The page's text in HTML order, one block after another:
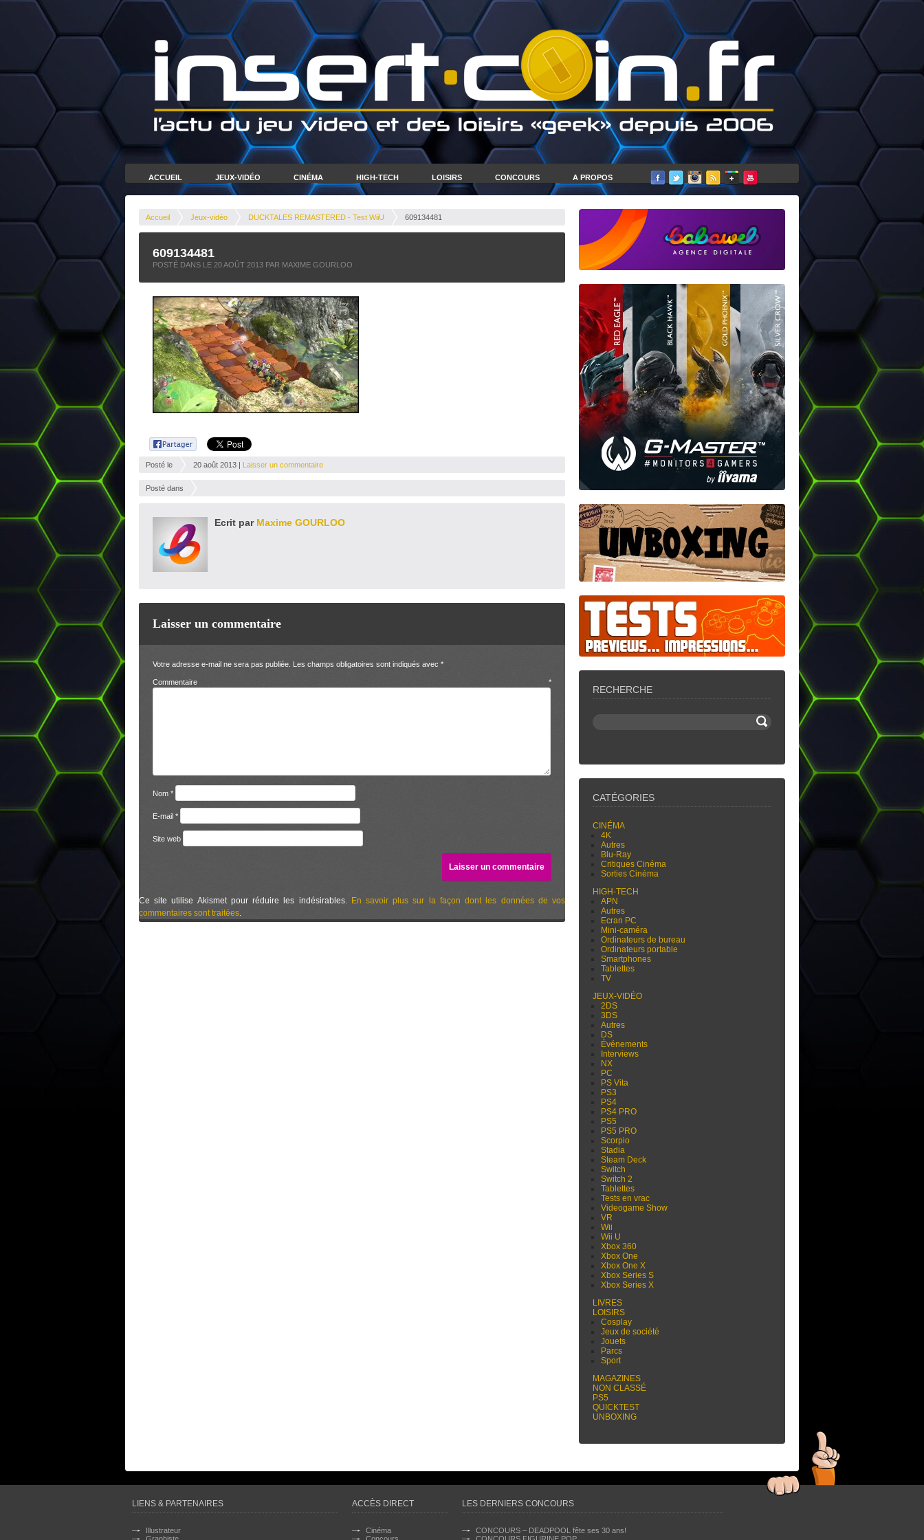
ACCUEIL JEUX-VIDÉO CINÉMA HIGH-TECH LOISIRS CONCOURS A PROPOS
Accueil Jeux-vidéo DUCKTALES REMASTERED - Test WiiU 609134481
609134481
POSTÉ DANS LE 20 AOÛT 2013 PAR MAXIME GOURLOO
Posté le 20 août 2013 | Laisser un commentaire
Posté dans
Ecrit par Maxime GOURLOO
Laisser un commentaire
Votre adresse e-mail ne sera pas publiée. Les champs obligatoires sont indiqués avec *
Commentaire *
Nom *
E-mail *
Site web
Ce site utilise Akismet pour réduire les indésirables. En savoir plus sur la façon dont les données de vos
commentaires sont traitées.
RECHERCHE
CATÉGORIES
CINÉMA
4K
Autres
Blu-Ray
Critiques Cinéma
Sorties Cinéma
HIGH-TECH
APN
Autres
Ecran PC
Mini-caméra
Ordinateurs de bureau
Ordinateurs portable
Smartphones
Tablettes
TV
JEUX-VIDÉO
2DS
3DS
Autres
DS
Événements
Interviews
NX
PC
PS Vita
PS3
PS4
PS4 PRO
PS5
PS5 PRO
Scorpio
Stadia
Steam Deck
Switch
Switch 2
Tablettes
Tests en vrac
Videogame Show
VR
Wii
Wii U
Xbox 360
Xbox One
Xbox One X
Xbox Series S
Xbox Series X
LIVRES
LOISIRS
Cosplay
Jeux de société
Jouets
Parcs
Sport
MAGAZINES
NON CLASSÉ
PS5
QUICKTEST
UNBOXING
LIENS & PARTENAIRES
Illustrateur
ACCÈS DIRECT
Cinéma
LES DERNIERS CONCOURS
CONCOURS – DEADPOOL fête ses 30 ans!